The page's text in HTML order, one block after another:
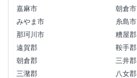
嘉麻市
朝倉市
みやま市
糸島市
那珂川市
糟屋郡
遠賀郡
鞍手郡
朝倉郡
三井郡
三潴郡
八女郡